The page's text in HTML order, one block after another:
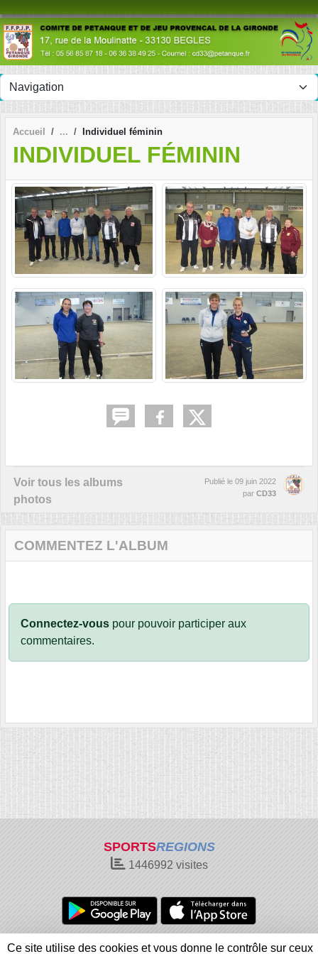
Accueil Individuel féminin
INDIVIDUEL FÉMININ
Voir tous les albums
photos
Publié le 09 juin 2022
par CD33
COMMENTEZ L'ALBUM
Connectez-vous pour pouvoir participer aux
commentaires.
SPORTSREGIONS
1446992 visites
Charte cookies
Gestion des cookies
Ce site utilise des cookies et vous donne le contrôle sur ceux